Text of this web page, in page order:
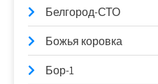
Белгород-СТО
Божья коровка
Бор-1